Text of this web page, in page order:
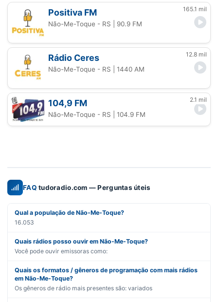
Positiva FM 165.1 mil
Não-Me-Toque - RS | 90.9 FM
Rádio Ceres 12.8 mil
Não-Me-Toque - RS | 1440 AM
104,9 FM 2.1 mil
Não-Me-Toque - RS | 104.9 FM
FAQ tudoradio.com — Perguntas úteis
Qual a população de Não-Me-Toque?
16.053
Quais rádios posso ouvir em Não-Me-Toque?
Você pode ouvir emissoras como:
Quais os formatos / gêneros de programação com mais rádios
em Não-Me-Toque?
Os gêneros de rádio mais presentes são: variados